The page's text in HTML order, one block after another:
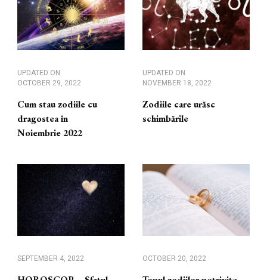
UPDATED ON
OCTOBER 29, 2022
Cum stau zodiile cu
dragostea în
Noiembrie 2022
UPDATED ON
NOVEMBER 18, 2022
Zodiile care urăsc
schimbările
SEPTEMBER 4, 2022 OCTOBER 20, 2022